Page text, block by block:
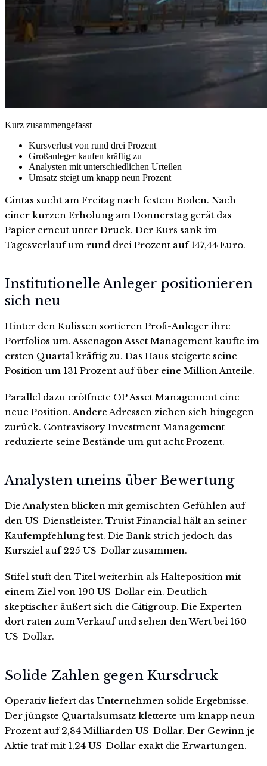
Kurz zusammengefasst
Kursverlust von rund drei Prozent
Großanleger kaufen kräftig zu
Analysten mit unterschiedlichen Urteilen
Umsatz steigt um knapp neun Prozent
Cintas sucht am Freitag nach festem Boden. Nach
einer kurzen Erholung am Donnerstag gerät das
Papier erneut unter Druck. Der Kurs sank im
Tagesverlauf um rund drei Prozent auf 147,44 Euro.
Institutionelle Anleger positionieren
sich neu
Hinter den Kulissen sortieren Profi-Anleger ihre
Portfolios um. Assenagon Asset Management kaufte im
ersten Quartal kräftig zu. Das Haus steigerte seine
Position um 131 Prozent auf über eine Million Anteile.
Parallel dazu eröffnete OP Asset Management eine
neue Position. Andere Adressen ziehen sich hingegen
zurück. Contravisory Investment Management
reduzierte seine Bestände um gut acht Prozent.
Analysten uneins über Bewertung
Die Analysten blicken mit gemischten Gefühlen auf
den US-Dienstleister. Truist Financial hält an seiner
Kaufempfehlung fest. Die Bank strich jedoch das
Kursziel auf 225 US-Dollar zusammen.
Stifel stuft den Titel weiterhin als Halteposition mit
einem Ziel von 190 US-Dollar ein. Deutlich
skeptischer äußert sich die Citigroup. Die Experten
dort raten zum Verkauf und sehen den Wert bei 160
US-Dollar.
Solide Zahlen gegen Kursdruck
Operativ liefert das Unternehmen solide Ergebnisse.
Der jüngste Quartalsumsatz kletterte um knapp neun
Prozent auf 2,84 Milliarden US-Dollar. Der Gewinn je
Aktie traf mit 1,24 US-Dollar exakt die Erwartungen.